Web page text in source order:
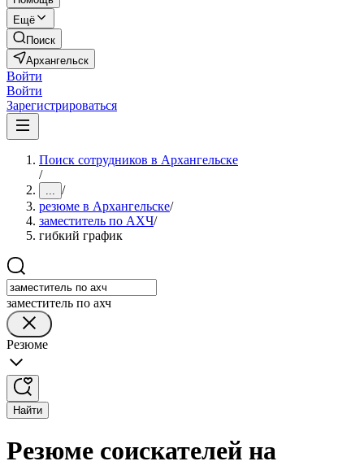
Ещё
Поиск
Архангельск
Войти
Войти
Зарегистрироваться
Поиск сотрудников в Архангельске
/
... /
резюме в Архангельске/
заместитель по АХЧ/
гибкий график
заместитель по ахч
Резюме
Найти
Резюме соискателей на